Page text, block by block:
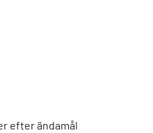
efter ändamål